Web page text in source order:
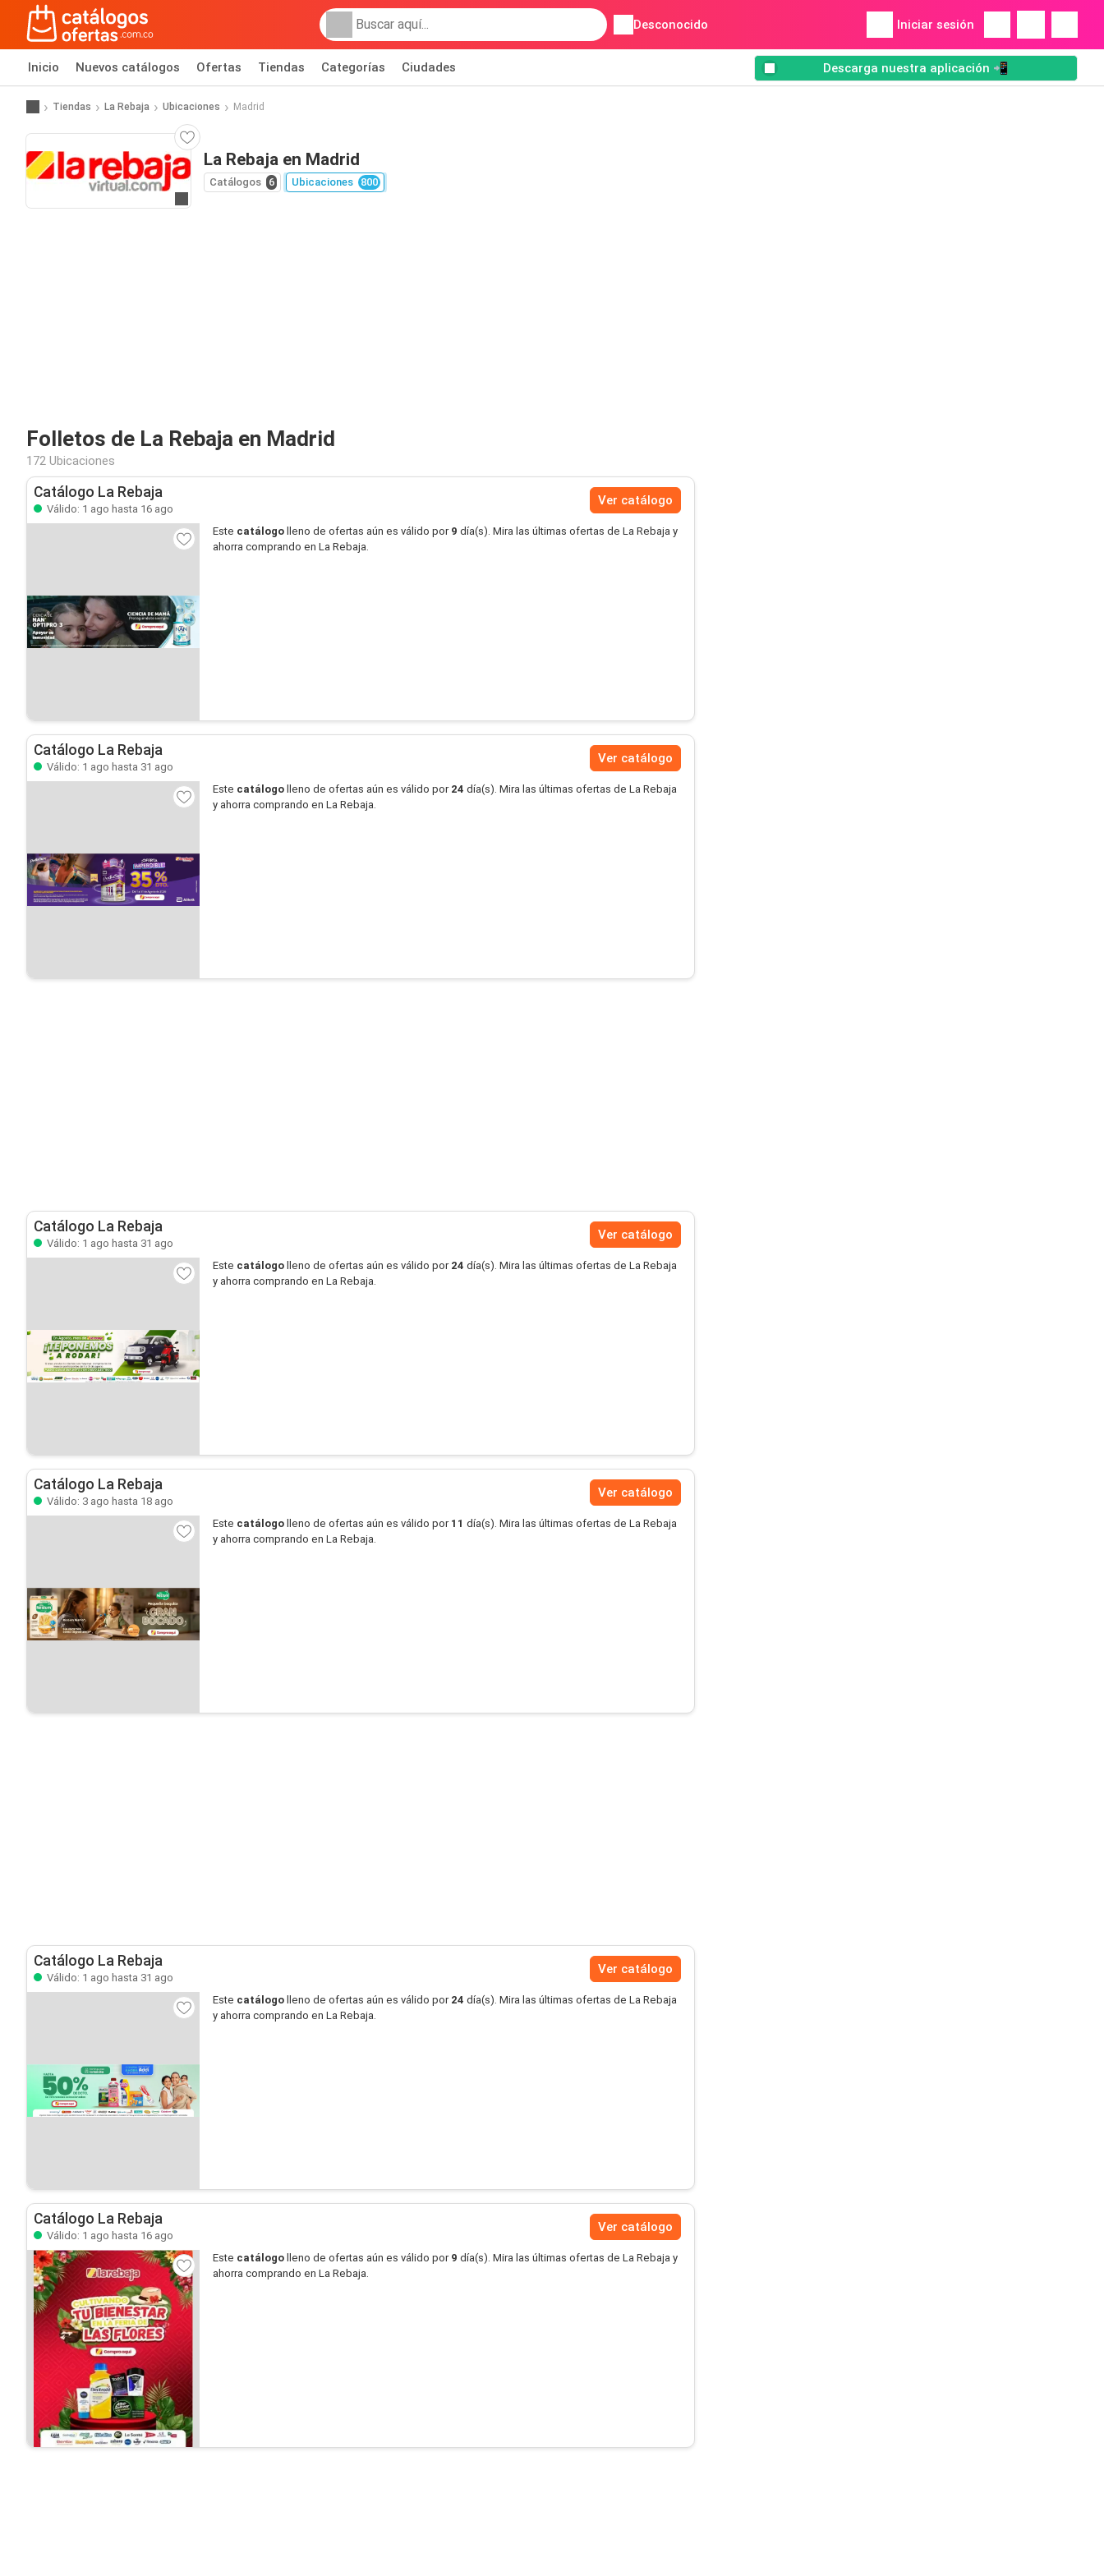
Desconocido Iniciar sesión
Inicio Nuevos catálogos Ofertas Tiendas Categorías Ciudades Descarga nuestra aplicación 📲
Tiendas La Rebaja Ubicaciones Madrid
La Rebaja en Madrid
Catálogos 6 Ubicaciones 800
Folletos de La Rebaja en Madrid
172 Ubicaciones
Catálogo La Rebaja
Válido: 1 ago hasta 16 ago
Ver catálogo
Este catálogo lleno de ofertas aún es válido por 9 día(s). Mira las últimas ofertas de La Rebaja y
ahorra comprando en La Rebaja.
Catálogo La Rebaja
Válido: 1 ago hasta 31 ago
Ver catálogo
Este catálogo lleno de ofertas aún es válido por 24 día(s). Mira las últimas ofertas de La Rebaja
y ahorra comprando en La Rebaja.
Catálogo La Rebaja
Válido: 1 ago hasta 31 ago
Ver catálogo
Este catálogo lleno de ofertas aún es válido por 24 día(s). Mira las últimas ofertas de La Rebaja
y ahorra comprando en La Rebaja.
Catálogo La Rebaja
Válido: 3 ago hasta 18 ago
Ver catálogo
Este catálogo lleno de ofertas aún es válido por 11 día(s). Mira las últimas ofertas de La Rebaja
y ahorra comprando en La Rebaja.
Catálogo La Rebaja
Válido: 1 ago hasta 31 ago
Ver catálogo
Este catálogo lleno de ofertas aún es válido por 24 día(s). Mira las últimas ofertas de La Rebaja
y ahorra comprando en La Rebaja.
Catálogo La Rebaja
Válido: 1 ago hasta 16 ago
Ver catálogo
Este catálogo lleno de ofertas aún es válido por 9 día(s). Mira las últimas ofertas de La Rebaja y
ahorra comprando en La Rebaja.